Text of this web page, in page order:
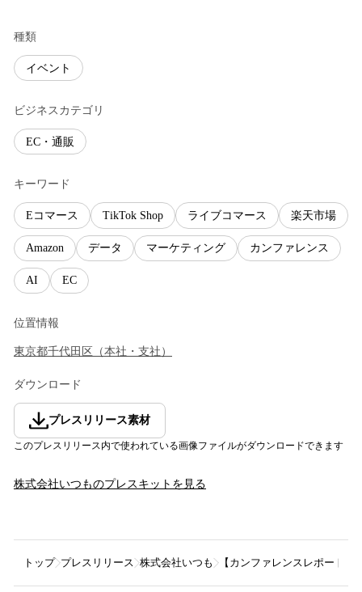
種類
イベント
ビジネスカテゴリ
EC・通販
キーワード
Eコマース TikTok Shop ライブコマース 楽天市場
Amazon データ マーケティング カンファレンス
AI EC
位置情報
東京都千代田区 （本社・支社 ）
ダウンロード
プレスリリース素材
このプレスリリース内で使われている画像ファイルがダウンロードできます
株式会社いつものプレスキットを見る
トップ プレスリリース 株式会社いつも 【カンファレンスレポート